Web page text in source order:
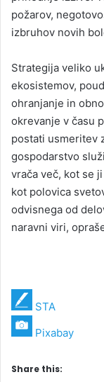
požarov,
izbruhov novih
Strategija veliko
ekosistemov,
ohranjanje in
okrevanje v času
postati usmeritev
gospodarstvo
vrača več, kot se
kot polovica
odvisnega od
naravni viri,
STA
Pixabay
Share this: